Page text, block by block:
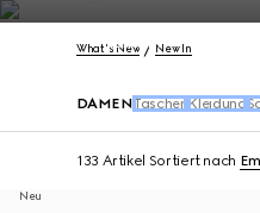
Kontakt
What's New New In
DAMEN Taschen Kleidung
133 Artikel Sortiert nach
Neu